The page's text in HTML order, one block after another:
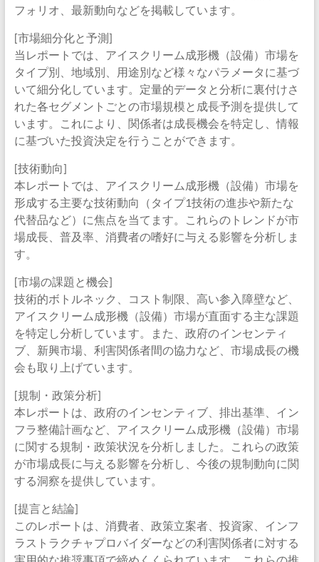
フォリオ、最新動向などを掲載しています。
[市場細分化と予測]
当レポートでは、アイスクリーム成形機（設備）市場を
タイプ別、地域別、用途別など様々なパラメータに基づ
いて細分化しています。定量的データと分析に裏付けさ
れた各セグメントごとの市場規模と成長予測を提供して
います。これにより、関係者は成長機会を特定し、情報
に基づいた投資決定を行うことができます。
[技術動向]
本レポートでは、アイスクリーム成形機（設備）市場を
形成する主要な技術動向（タイプ1技術の進歩や新たな
代替品など）に焦点を当てます。これらのトレンドが市
場成長、普及率、消費者の嗜好に与える影響を分析しま
す。
[市場の課題と機会]
技術的ボトルネック、コスト制限、高い参入障壁など、
アイスクリーム成形機（設備）市場が直面する主な課題
を特定し分析しています。また、政府のインセンティ
ブ、新興市場、利害関係者間の協力など、市場成長の機
会も取り上げています。
[規制・政策分析]
本レポートは、政府のインセンティブ、排出基準、イン
フラ整備計画など、アイスクリーム成形機（設備）市場
に関する規制・政策状況を分析しました。これらの政策
が市場成長に与える影響を分析し、今後の規制動向に関
する洞察を提供しています。
[提言と結論]
このレポートは、消費者、政策立案者、投資家、インフ
ラストラクチャプロバイダーなどの利害関係者に対する